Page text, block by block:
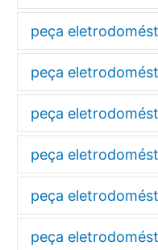
peça
peça
peça
peça
peça
peça